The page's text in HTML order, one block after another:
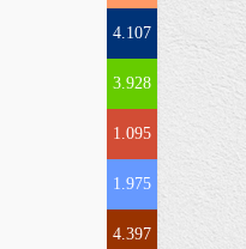
4.107
3.928
1.095
1.975
4.397